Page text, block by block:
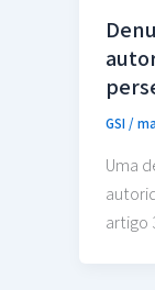
GSI/
Uma
artigo